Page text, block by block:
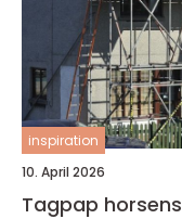
inspiration
10. April 2026
Tagpap horsens sådan får du et tæt og